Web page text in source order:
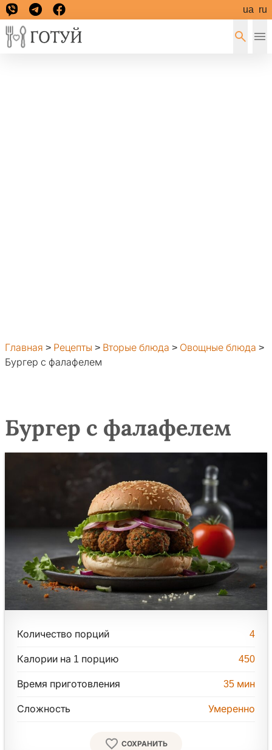
ua ru
Главная > Рецепты > Вторые блюда > Овощные блюда >
Бургер с фалафелем
Бургер с фалафелем
Количество порций 4
Калории на 1 порцию 450
Время приготовления 35 мин
Сложность Умеренно
СОХРАНИТЬ